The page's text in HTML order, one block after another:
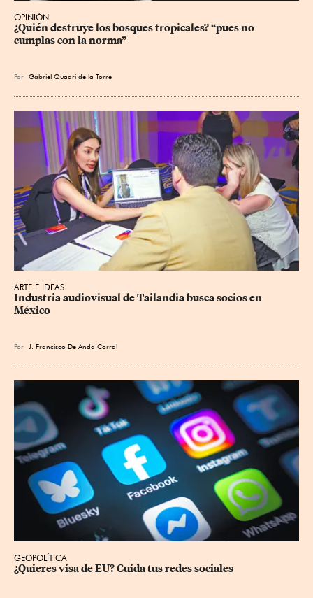
OPINIÓN
¿Quién destruye los bosques tropicales? “pues no
cumplas con la norma”
Por Gabriel Quadri de la Torre
ARTE E IDEAS
Industria audiovisual de Tailandia busca socios en
México
Por J. Francisco De Anda Corral
GEOPOLÍTICA
¿Quieres visa de EU? Cuida tus redes sociales